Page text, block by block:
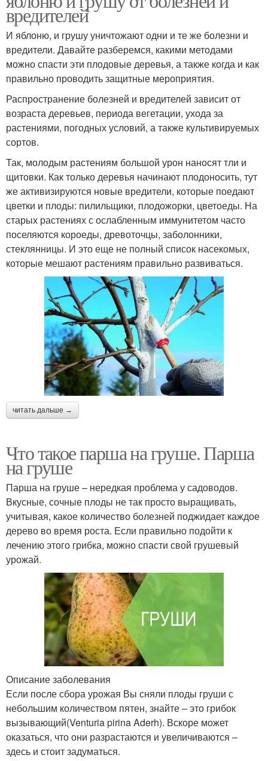
вредителей
И яблоню, и грушу уничтожают одни и те же болезни и
вредители. Давайте разберемся, какими методами
можно спасти эти плодовые деревья, а также когда и как
правильно проводить защитные мероприятия.
Распространение болезней и вредителей зависит от
возраста деревьев, периода вегетации, ухода за
растениями, погодных условий, а также культивируемых
сортов.
Так, молодым растениям большой урон наносят тли и
щитовки. Как только деревья начинают плодоносить, тут
же активизируются новые вредители, которые поедают
цветки и плоды: пилильщики, плодожорки, цветоеды. На
старых растениях с ослабленным иммунитетом часто
поселяются короеды, древоточцы, заболонники,
стеклянницы. И это еще не полный список насекомых,
которые мешают растениям правильно развиваться.
читать дальше →
Что такое парша на груше. Парша
на груше
Парша на груше – нередкая проблема у садоводов.
Вкусные, сочные плоды не так просто выращивать,
учитывая, какое количество болезней поджидает каждое
дерево во время роста. Если правильно подойти к
лечению этого грибка, можно спасти свой грушевый
урожай.
Описание заболевания
Если после сбора урожая Вы сняли плоды груши с
небольшим количеством пятен, знайте – это грибок
вызывающий(Venturia pirina Aderh). Вскоре может
оказаться, что они разрастаются и увеличиваются –
здесь и стоит задуматься.